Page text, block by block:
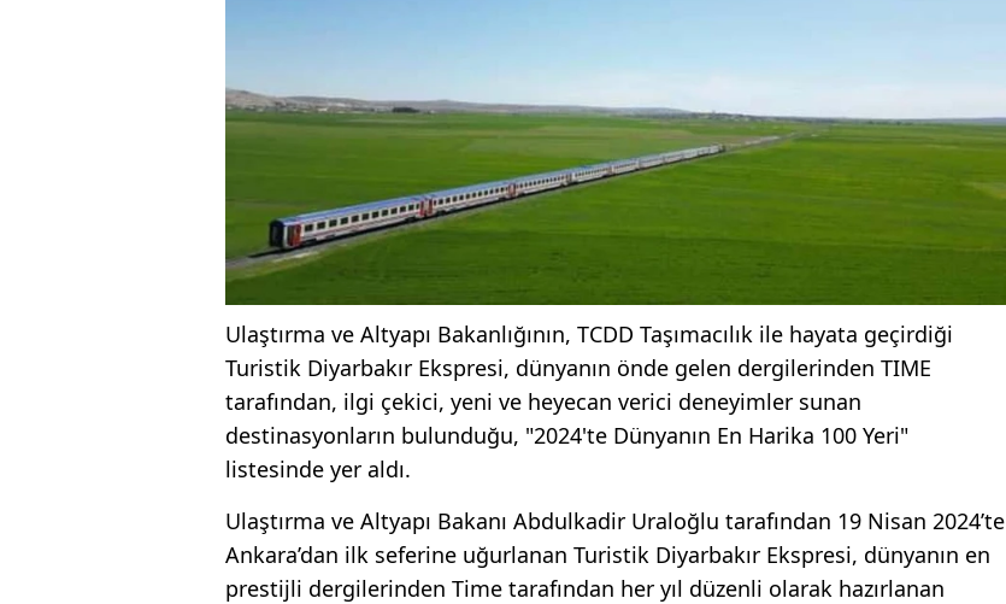
Ulaştırma ve Altyapı Bakanlığının, TCDD Taşımacılık ile hayata geçirdiği
Turistik Diyarbakır Ekspresi, dünyanın önde gelen dergilerinden TIME
tarafından, ilgi çekici, yeni ve heyecan verici deneyimler sunan
destinasyonların bulunduğu, "2024'te Dünyanın En Harika 100 Yeri"
listesinde yer aldı.
Ulaştırma ve Altyapı Bakanı Abdulkadir Uraloğlu tarafından 19 Nisan 2024’te
Ankara’dan ilk seferine uğurlanan Turistik Diyarbakır Ekspresi, dünyanın en
prestijli dergilerinden Time tarafından her yıl düzenli olarak hazırlanan